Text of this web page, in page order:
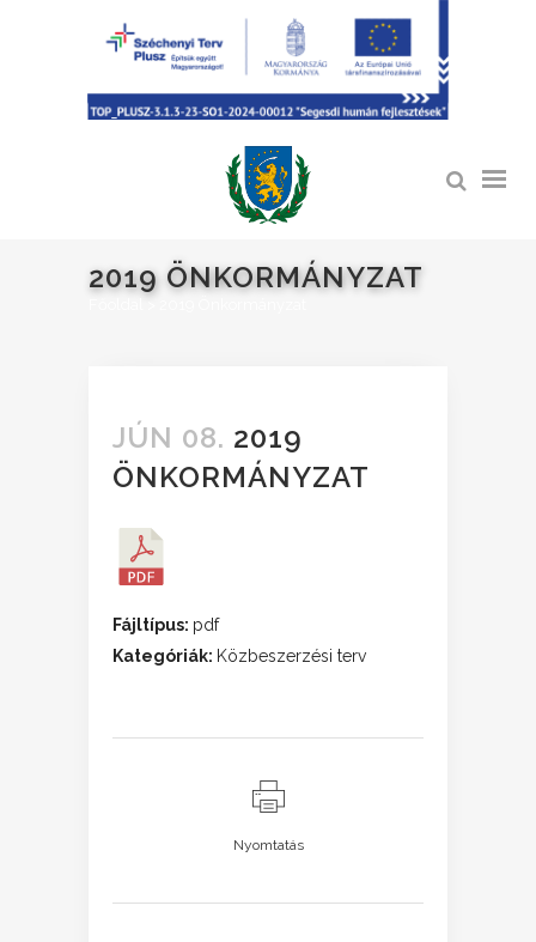
2019 ÖNKORMÁNYZAT
JÚN 08. 2019
ÖNKORMÁNYZAT
Fájltípus: pdf
Kategóriák: Közbeszerzési terv
Nyomtatás